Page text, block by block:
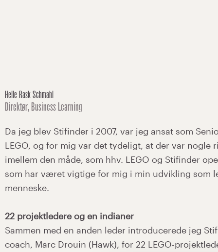
Helle Rask Schmahl
Direktør, Business Learning
Da jeg blev Stifinder i 2007, var jeg ansat som
LEGO, og for mig var det tydeligt, at der var nogle
imellem den måde, som hhv. LEGO og Stifinder
som har været vigtige for mig i min udvikling som
menneske.
22 projektledere og en indianer
Sammen med en anden leder introducerede jeg
coach, Marc Drouin (Hawk), for 22 LEGO-